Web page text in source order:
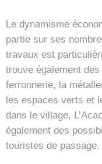
Le dynamisme
partie sur ses
travaux est
trouve également
ferronnerie, la
les espaces verts et
dans le village,
également des
touristes de passage.